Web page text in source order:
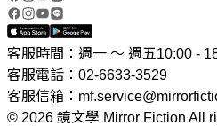
客服時間：週一 ～ 週五10:00 -
客服電話：02-6633-3529
客服信箱：
© 2026 鏡文學 Mirror Fiction All